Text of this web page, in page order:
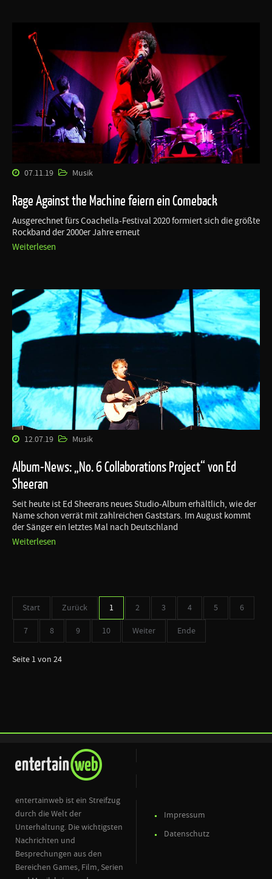
07.11.19 Musik
Rage Against the Machine feiern ein Comeback
Ausgerechnet fürs Coachella-Festival 2020 formiert sich die größte
Rockband der 2000er Jahre erneut
Weiterlesen
12.07.19 Musik
Album-News: „No. 6 Collaborations Project“ von Ed
Sheeran
Seit heute ist Ed Sheerans neues Studio-Album erhältlich, wie der
Name schon verrät mit zahlreichen Gaststars. Im August kommt
der Sänger ein letztes Mal nach Deutschland
Weiterlesen
Start Zurück 1 2 3 4 5 6
7 8 9 10 Weiter Ende
Seite 1 von 24
entertainweb ist ein Streifzug
durch die Welt der
Unterhaltung. Die wichtigsten
Nachrichten und
Besprechungen aus den
Bereichen Games, Film, Serien
Impressum
Datenschutz